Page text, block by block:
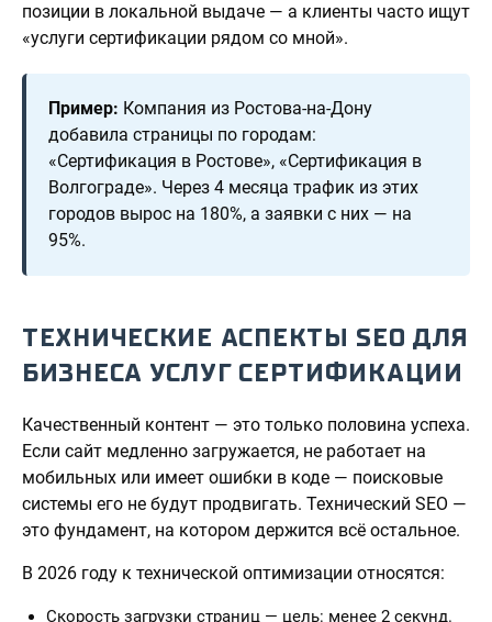
позиции в локальной выдаче — а клиенты часто ищут
«услуги сертификации рядом со мной».
Пример: Компания из Ростова-на-Дону
добавила страницы по городам:
«Сертификация в Ростове», «Сертификация в
Волгограде». Через 4 месяца трафик из этих
городов вырос на 180%, а заявки с них — на
95%.
ТЕХНИЧЕСКИЕ АСПЕКТЫ SEO ДЛЯ
БИЗНЕСА УСЛУГ СЕРТИФИКАЦИИ
Качественный контент — это только половина успеха.
Если сайт медленно загружается, не работает на
мобильных или имеет ошибки в коде — поисковые
системы его не будут продвигать. Технический SEO —
это фундамент, на котором держится всё остальное.
В 2026 году к технической оптимизации относятся:
Скорость загрузки страниц — цель: менее 2 секунд.